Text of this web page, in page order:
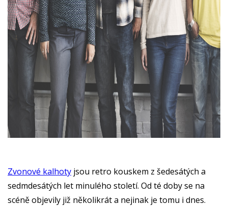
Zvonové kalhoty jsou retro kouskem z šedesátých a
sedmdesátých let minulého století. Od té doby se na
scéně objevily již několikrát a nejinak je tomu i dnes.